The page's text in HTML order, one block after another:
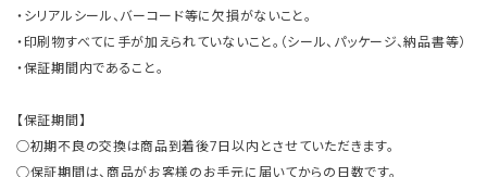
・シリアルシール、バーコード等に欠損がないこと。
・印刷物すべてに手が加えられていないこと。（シール、パッケージ、納品書等）
・保証期間内であること。
【保証期間】
○初期不良の交換は商品到着後7日以内とさせていただきます。
○保証期間は、商品がお客様のお手元に届いてからの日数です。